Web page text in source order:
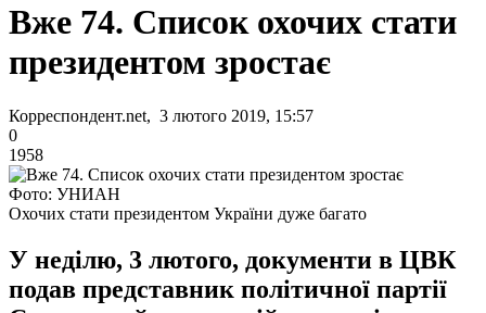
Вже 74. Список охочих стати
президентом зростає
Корреспондент.net, 3 лютого 2019, 15:57
0
1958
Фото: УНИАН
Охочих стати президентом України дуже багато
У неділю, 3 лютого, документи в ЦВК
подав представник політичної партії